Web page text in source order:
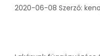
2020-06-08 Szerző: